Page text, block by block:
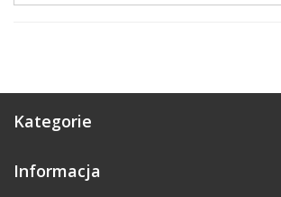
Kategorie
Informacja